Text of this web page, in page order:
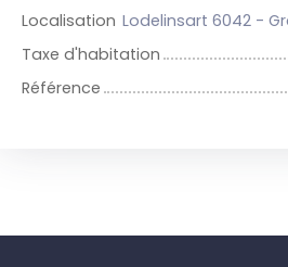
Localisation
Taxe d'habitation
Référence